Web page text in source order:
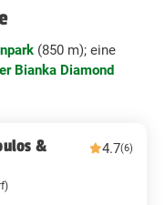
(850 m); eine
Bianka Diamond
&
4.7(6)